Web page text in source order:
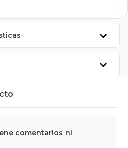
comentarios ni